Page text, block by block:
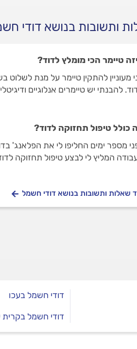
ותשובות בנושא דודי
טיימר הכי מומלץ לדוד?
מעוניין להתקין טיימר על מנת לשלוט
להבנתי יש טיימרים אנלוגיים
כולל טיפול תחזוקה לדוד?
מספר ימים החליפו לי את הפלאנג'
המליץ לי לבצע טיפול תחזוקה
שאלות ותשובות בנושא דודי חשמל
דודי חשמל בעכו
דודי חשמל בקרית